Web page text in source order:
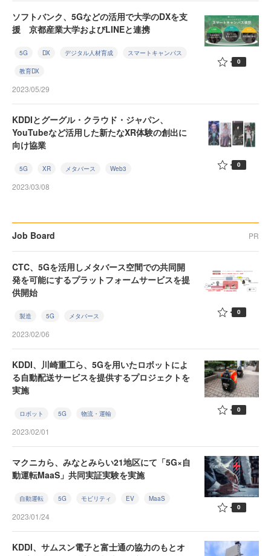
ソフトバンク、5Gなどの活用で大学のDXを支
援 京都産業大学およびLINEと連携
5G DX デジタル人材育成 スマートキャンパス
教育DX
2023/05/29
0
KDDIとグーグル・クラウド・ジャパン、
YouTubeなど活用した新たなXR体験の創出に
向け協業
5G XR メタバース Web3
2023/03/08
0
Job Board PR
CTC、5Gを活用しメタバース空間での共同開
発を可能にするプラットフォームサービスを提
供開始
製造 5G メタバース
2023/02/06
0
KDDI、川崎重工ら、5Gを用いたロボットによ
る自動配送サービスを提供するプロジェクトを
実施
ロボット 5G 物流・運輸
2023/02/01
0
マクニカら、みなとみらい21地区にて「5G×自
動運転MaaS」共同実証実験を実施
自動運転 5G モビリティ EV MaaS
2023/01/24
0
KDDI、サムスン電子と富士通の協力のもとオ